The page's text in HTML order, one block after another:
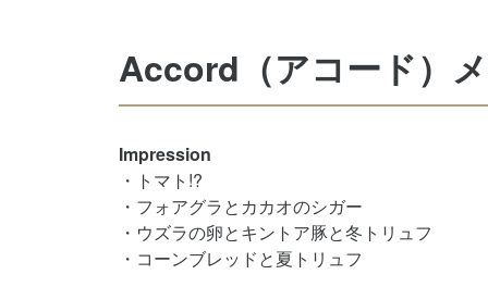
Accord（アコード）
Impression
・トマト!?
・フォアグラとカカオのシガー
・ウズラの卵とキントア豚と冬トリュフ
・コーンブレッドと夏トリュフ